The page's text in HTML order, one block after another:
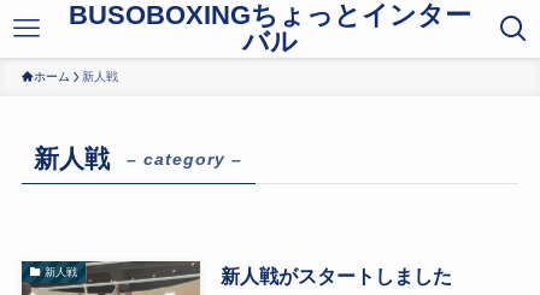
BUSOBOXINGちょっとインター
バル
ホーム 新人戦
新人戦 – category –
新人戦 新人戦がスタートしました